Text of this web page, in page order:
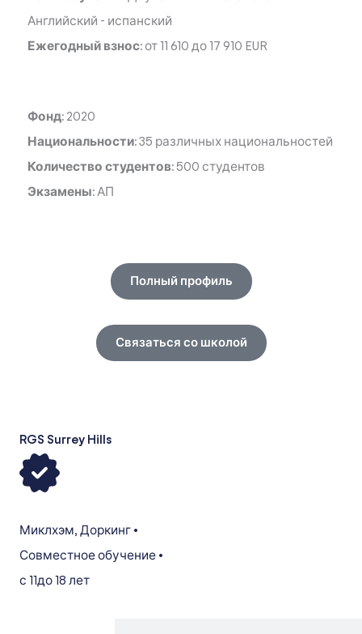
Английский - испанский
Ежегодный взнос: от 11 610 до 17 910 EUR
Фонд: 2020
Национальности: 35 различных национальностей
Количество студентов: 500 студентов
Экзамены: АП
Полный профиль
Связаться со школой
RGS Surrey Hills
Миклхэм, Доркинг •
Совместное обучение •
с 11до 18 лет